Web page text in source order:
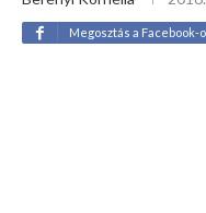
Megosztás a Facebook-